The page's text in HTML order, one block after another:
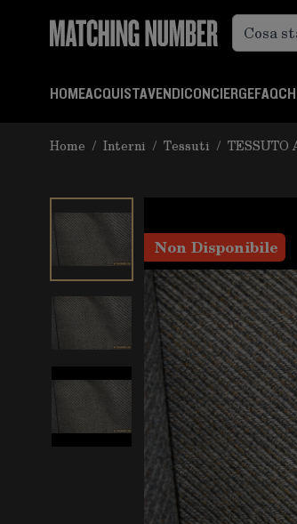
HOMEACQUISTAVENDICONCIERGEFAQ
Home / Interni / Tessuti / TESSUTO
Non Disponibile